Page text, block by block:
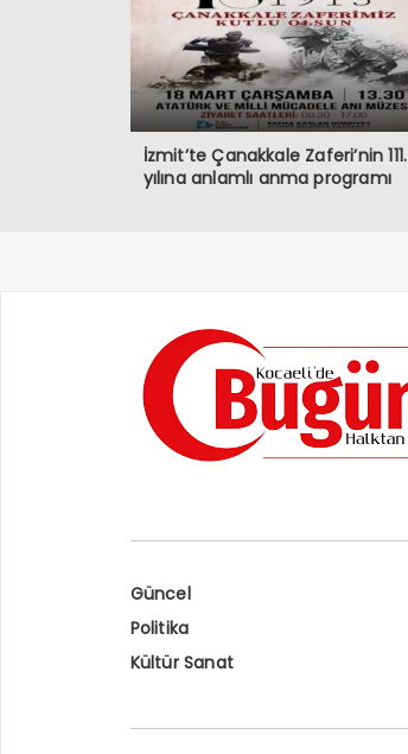
İzmit’te Çanakkale Zaferi’nin 111.
yılına anlamlı anma programı
Güncel
Politika
Kültür Sanat